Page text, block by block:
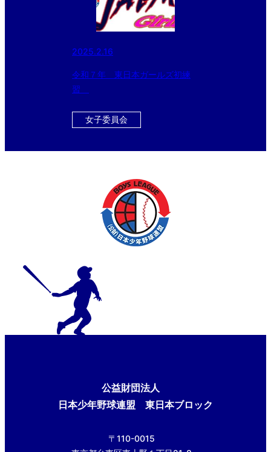
2025.2.16
令和７年 東日本ガールズ初練
習
女子委員会
公益財団法人
日本少年野球連盟 東日本ブロック
〒110-0015